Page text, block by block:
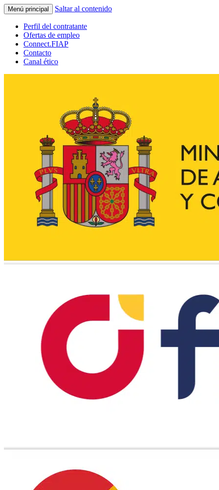
Menú principal Saltar al contenido
Perfil del contratante
Ofertas de empleo
Connect.FIAP
Contacto
Canal ético